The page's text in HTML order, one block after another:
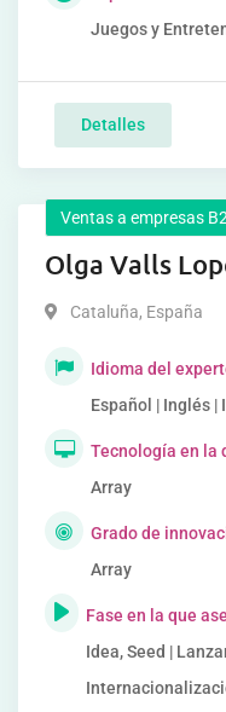
Juegos y
Detalles
Ventas a empresas
Olga Valls
Cataluña, España
Idioma del
Español | Inglés |
Tecnología en la
Array
Grado de
Array
Fase en la que
Idea, Seed |